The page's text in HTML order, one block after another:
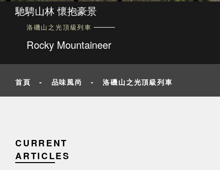
馳騁山林 懷抱豪景
洛磯山之光頂級列車
Rocky Mountaineer
首頁 - 品味風尚 - 洛磯山之光頂級列車
CURRENT
ARTICLES